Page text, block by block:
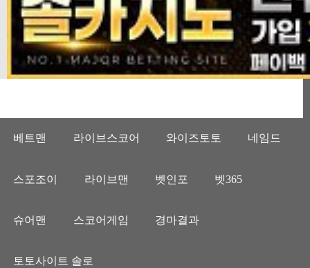
베트맨 라이브스코어 와이즈토토 네임드
스포조이 라이브맨 벳인포 벳365
슈어맨 스코어게임 경마결과
토토사이트 솔로